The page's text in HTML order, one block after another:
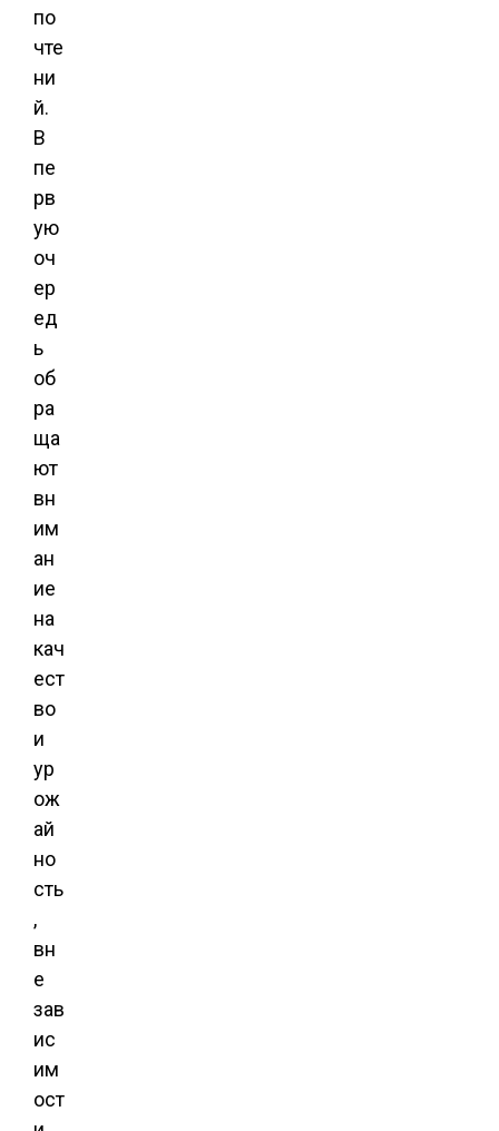
по
чте
ни
й.
В
пе
рв
ую
оч
ер
ед
ь
об
ра
ща
ют
вн
им
ан
ие
на
кач
ест
во
и
ур
ож
ай
но
сть
,
вн
е
зав
ис
им
ост